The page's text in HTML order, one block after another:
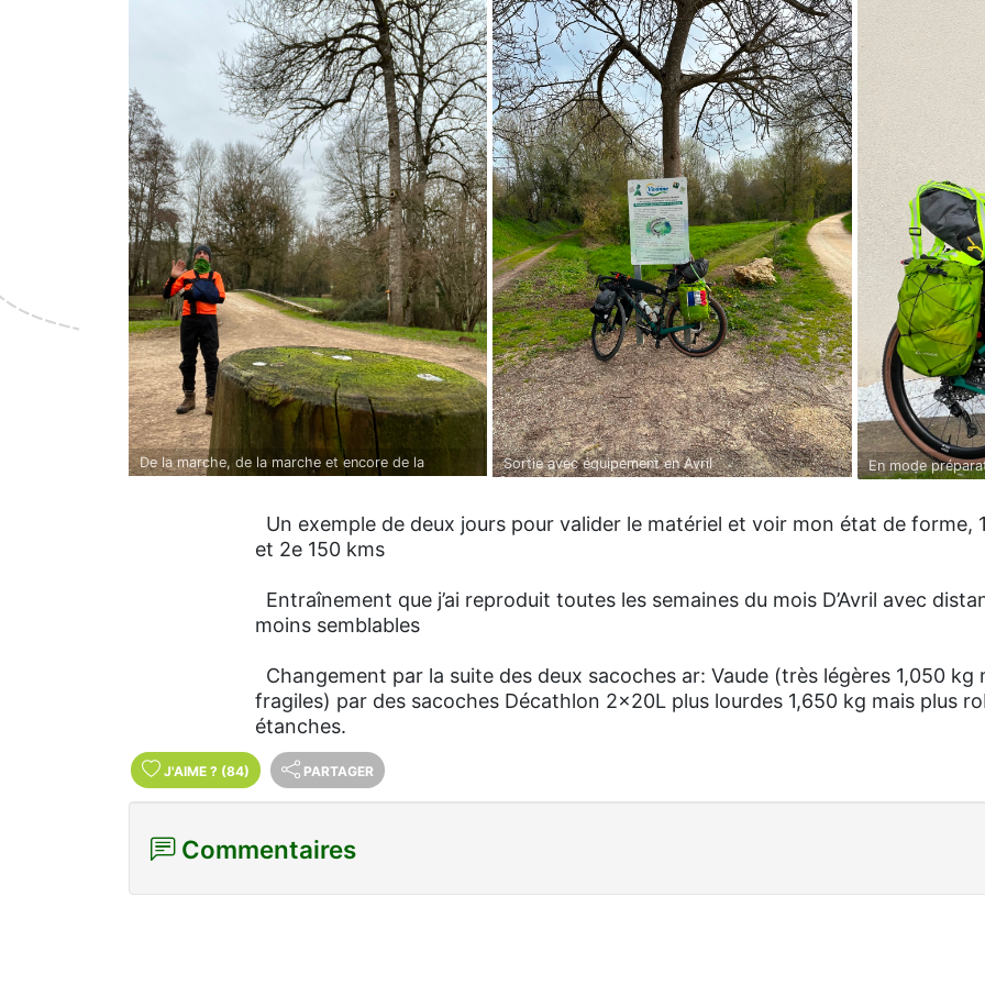
De la marche, de la marche et encore de la
Sortie avec équipement en Avril En mode
Un exemple de deux jours pour valider le matériel et voir mon état de forme,
et 2e 150 kms
Entraînement que j’ai reproduit toutes les semaines du mois D’Avril avec
moins semblables
Changement par la suite des deux sacoches ar: Vaude (très légères 1,050 kg
fragiles) par des sacoches Décathlon 2x20L plus lourdes 1,650 kg mais plus
étanches.
J'AIME ? (84) PARTAGER
Commentaires